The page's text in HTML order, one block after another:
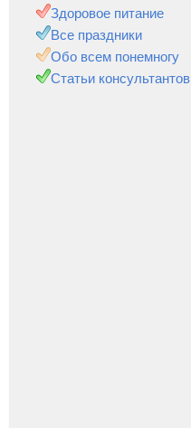
Здоровое питание
Все праздники
Обо всем понемногу
Статьи консультантов